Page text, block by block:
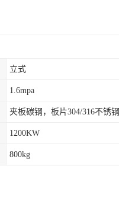
立式
1.6mpa
夹板碳钢，板片304/316不锈钢
1200KW
800kg